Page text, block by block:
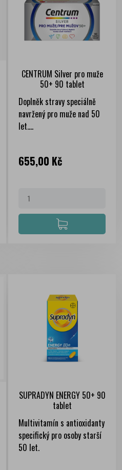
CENTRUM Silver pro muže
50+ 90 tablet
Doplněk stravy speciálně
navržený pro muže nad 50
let....
Cena
655,00 Kč
SUPRADYN ENERGY 50+ 90
tablet
Multivitamín s antioxidanty
specifický pro osoby starší
50 let.